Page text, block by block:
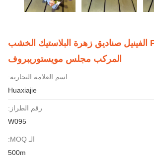
أبيض PVC الفينيل صناديق زهرة البلاستيك الخشب
المركب مجلس مويستوريبروف
اسم العلامة التجارية:
Huaxiajie
رقم الطراز:
W095
الـ MOQ:
500m